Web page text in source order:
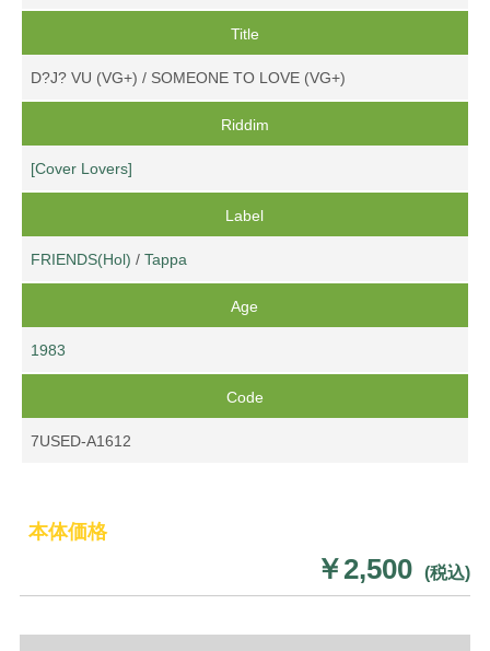
Title
D?J? VU (VG+) / SOMEONE TO LOVE (VG+)
Riddim
[Cover Lovers]
Label
FRIENDS(Hol) /Tappa
Age
1983
Code
7USED-A1612
本体価格
￥2,500 (税込)